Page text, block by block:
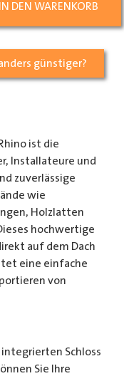
IN DEN WARENKORB
günstiger?
ist die
Installateure und
zuverlässige
wie
Holzlatten
hochwertige
auf dem Dach
eine einfache
von
Schloss
Sie Ihre